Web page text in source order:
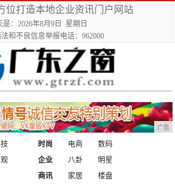
位打造本地企业资讯门户网站
是：2026年8月9日 星期日
和不良信息举报电话：962000
广告
时尚 电商
数码
企业
八卦
明星
商讯 家居
楼盘